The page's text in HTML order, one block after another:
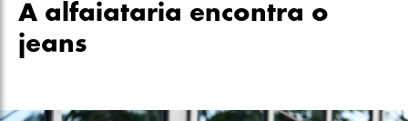
A alfaiataria encontra o
jeans